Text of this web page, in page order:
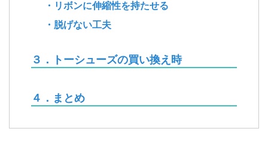
・リボンに伸縮性を持たせる
・脱げない工夫
３．トーシューズの買い換え時
４．まとめ